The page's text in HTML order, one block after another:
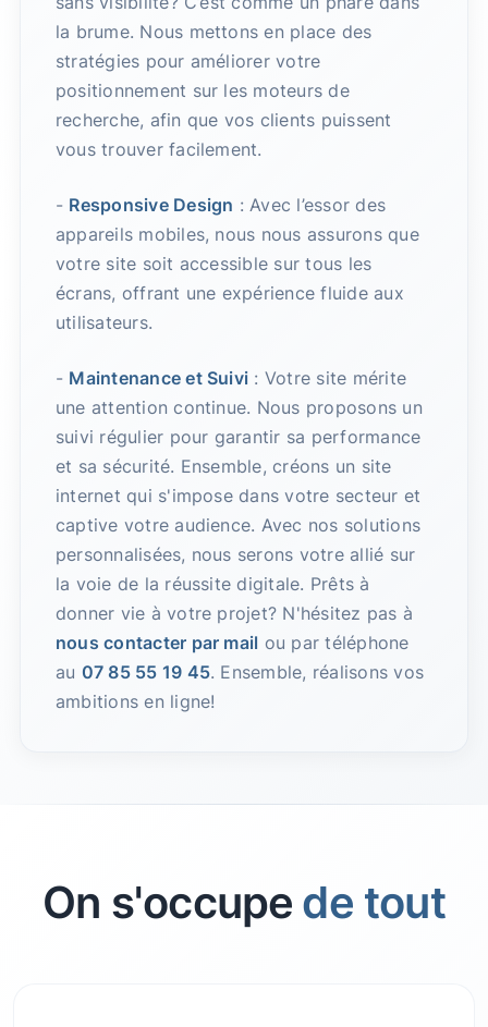
la brume. Nous mettons en place des
stratégies pour améliorer votre
positionnement sur les moteurs de
recherche, afin que vos clients puissent
vous trouver facilement.
- Responsive Design : Avec l’essor des
appareils mobiles, nous nous assurons que
votre site soit accessible sur tous les
écrans, offrant une expérience fluide aux
utilisateurs.
- Maintenance et Suivi : Votre site mérite
une attention continue. Nous proposons un
suivi régulier pour garantir sa performance
et sa sécurité. Ensemble, créons un site
internet qui s'impose dans votre secteur et
captive votre audience. Avec nos solutions
personnalisées, nous serons votre allié sur
la voie de la réussite digitale. Prêts à
donner vie à votre projet? N'hésitez pas à
nous contacter par mail ou par téléphone
au 07 85 55 19 45. Ensemble, réalisons vos
ambitions en ligne!
On s'occupe de tout